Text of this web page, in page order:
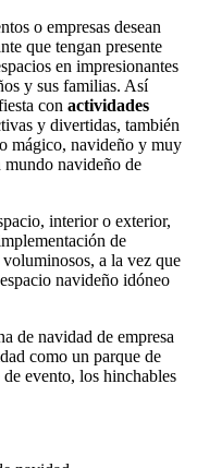
o empresas desean
que tengan presente
en impresionantes
y sus familias. Así
con actividades
y divertidas, también
mágico, navideño y muy
mundo navideño de
interior o exterior,
de
a la vez que
navideño idóneo
de navidad de empresa
como un parque de
evento, los hinchables